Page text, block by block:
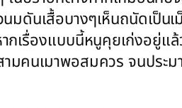
มดันเสื้อบางๆเห็นถนัดเป็น
กเรื่องแบบนี้หนูคุยเก่งอยู่แ
มคนเมาพอสมควร จนประ